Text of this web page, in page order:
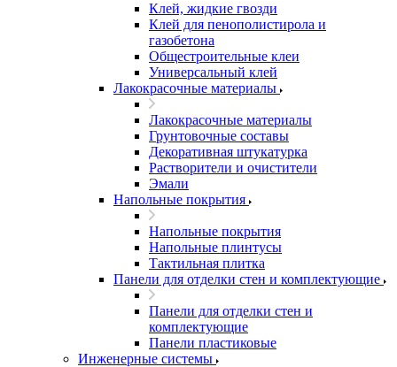
Клей, жидкие гвозди
Клей для пенополистирола и
газобетона
Общестроительные клеи
Универсальный клей
Лакокрасочные материалы
Лакокрасочные материалы
Грунтовочные составы
Декоративная штукатурка
Растворители и очистители
Эмали
Напольные покрытия
Напольные покрытия
Напольные плинтусы
Тактильная плитка
Панели для отделки стен и комплектующие
Панели для отделки стен и
комплектующие
Панели пластиковые
Инженерные системы